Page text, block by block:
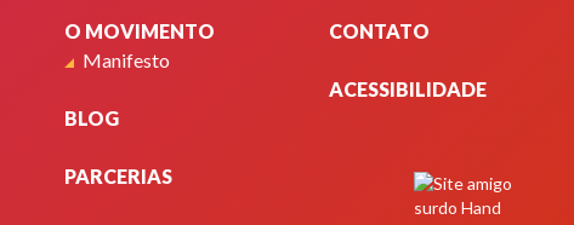
O MOVIMENTO
Manifesto
BLOG
PARCERIAS
CONTATO
ACESSIBILIDADE